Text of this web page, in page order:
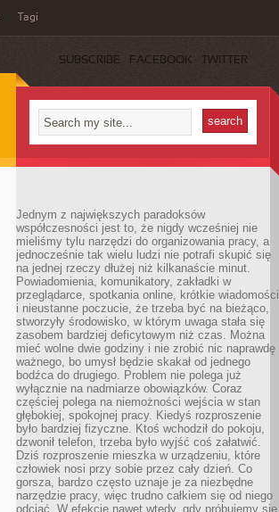
Tagi
SUBSCRIBE FACEBOOK TWITTER
Jednym z największych paradoksów
współczesności jest to, że nigdy wcześniej nie
mieliśmy tylu narzędzi do organizowania pracy, a
jednocześnie tak wielu ludzi nie potrafi skupić się
na jednej rzeczy dłużej niż kilkanaście minut.
Powiadomienia, komunikatory, zakładki w
przeglądarce, spotkania online, krótkie wiadomości
i nieustanne poczucie, że trzeba być na bieżąco,
stworzyły środowisko, w którym uwaga stała się
zasobem bardziej deficytowym niż czas. Można
mieć wolne dwie godziny i nie zrobić nic naprawdę
ważnego, bo umysł będzie skakał od jednego
bodźca do drugiego. Problem nie polega już
wyłącznie na nadmiarze obowiązków. Coraz
częściej polega na niemożności wejścia w stan
głębokiej, spokojnej pracy. Kiedyś rozproszenie
było bardziej fizyczne. Ktoś wchodził do pokoju,
dzwonił telefon, trzeba było wyjść coś załatwić.
Dziś rozproszenie mieszka w urządzeniu, które
człowiek nosi przy sobie przez cały dzień. Co
gorsza, bardzo często uznaje je za niezbędne
narzędzie pracy, więc trudno całkiem się od niego
odciąć. W efekcie nawet wtedy, gdy próbujemy się